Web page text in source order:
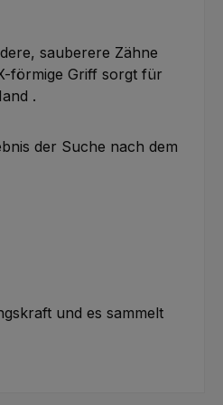
sauberere Zähne
förmige Griff sorgt für
.
der Suche nach dem
und es sammelt